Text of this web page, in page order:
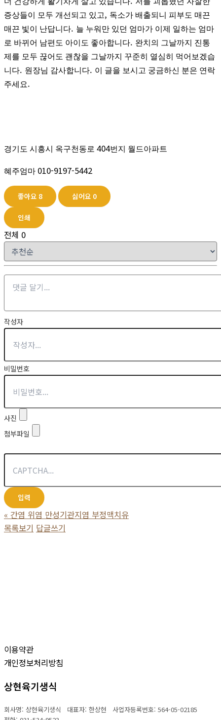
증상들이 모두 개선되고 있고, 독소가 배출되니 피부도 매끈
매끈 빛이 난답니다. 늘 누워만 있던 엄마가 이제 일하는 엄마
로 바뀌어 남편도 아이도 좋아합니다. 완치의 그날까지 진통
제를 모두 끊어도 괜찮을 그날까지 꾸준히 열심히 먹어보겠습
니다. 원장님 감사합니다. 이 글을 보시고 궁금하신 분은 연락
주세요.
경기도 시흥시 옥구천동로 404번지 월드아파트
혜주엄마 010-9197-5442
좋아요 8 싫어요 0
인쇄
전체 0
작성자
비밀번호
사진
첨부파일
« 간염 위염 만성기관지염 부정맥치유
목록보기 답글쓰기
이용약관
개인정보처리방침
상현육기생식
회사명: 상현육기생식 대표자: 한상현 사업자등록번호: 564-05-02185